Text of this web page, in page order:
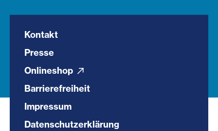
Kontakt
Presse
Onlineshop
Barrierefreiheit
Impressum
Datenschutzerklärung